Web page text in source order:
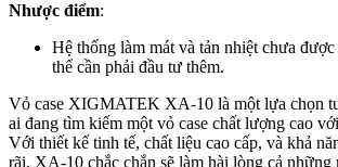
Nhược điểm:
Hệ thống làm mát và tản nhiệt chưa
thể cần phải đầu tư thêm.
Vỏ case XIGMATEK XA-10 là một lựa chọn
ai đang tìm kiếm một vỏ case chất lượng cao
Với thiết kế tinh tế, chất liệu cao cấp, và khả
rãi, XA-10 chắc chắn sẽ làm hài lòng cả